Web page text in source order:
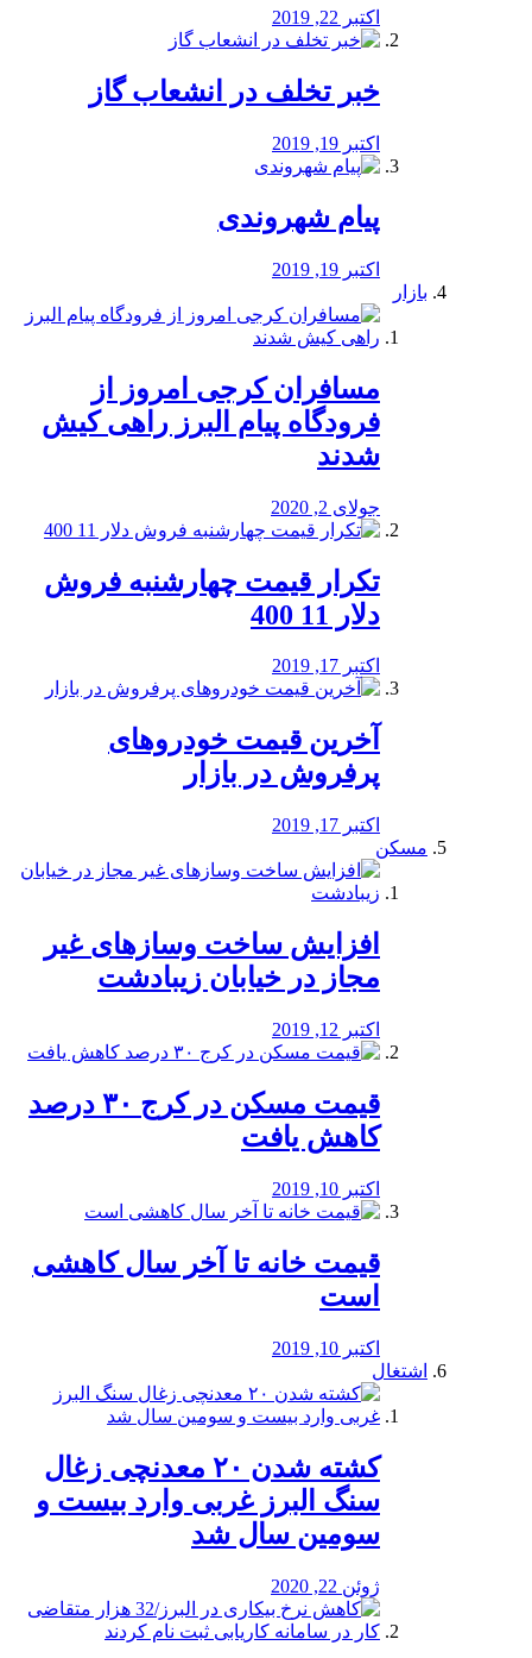
اکتبر 22, 2019
خبر تخلف در انشعاب گاز
اکتبر 19, 2019
پیام شهروندی
اکتبر 19, 2019
بازار
مسافران کرجی امروز از
فرودگاه پیام البرز راهی کیش
شدند
جولای 2, 2020
تکرار قیمت چهارشنبه فروش
دلار 11 400
اکتبر 17, 2019
آخرین قیمت خودرو‌های
پرفروش در بازار
اکتبر 17, 2019
مسکن
افزایش ساخت وسازهای غیر
مجاز در خیابان زیبادشت
اکتبر 12, 2019
️قیمت مسکن در کرج ۳۰ درصد
کاهش یافت
اکتبر 10, 2019
قیمت خانه تا آخر سال کاهشی
است
اکتبر 10, 2019
اشتغال
کشته شدن ۲۰ معدنچی زغال
سنگ البرز غربی وارد بیست و
سومین سال شد
ژوئن 22, 2020